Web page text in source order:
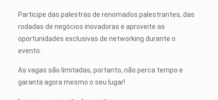
Participe das palestras de renomados palestrantes, das
rodadas de negócios inovadoras e aproveite as
oportunidades exclusivas de networking durante o
evento.
As vagas são limitadas, portanto, não perca tempo e
garanta agora mesmo o seu lugar!